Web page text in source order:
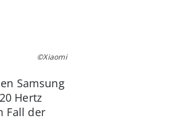
©Xiaomi
Samsung
Hertz
Fall der